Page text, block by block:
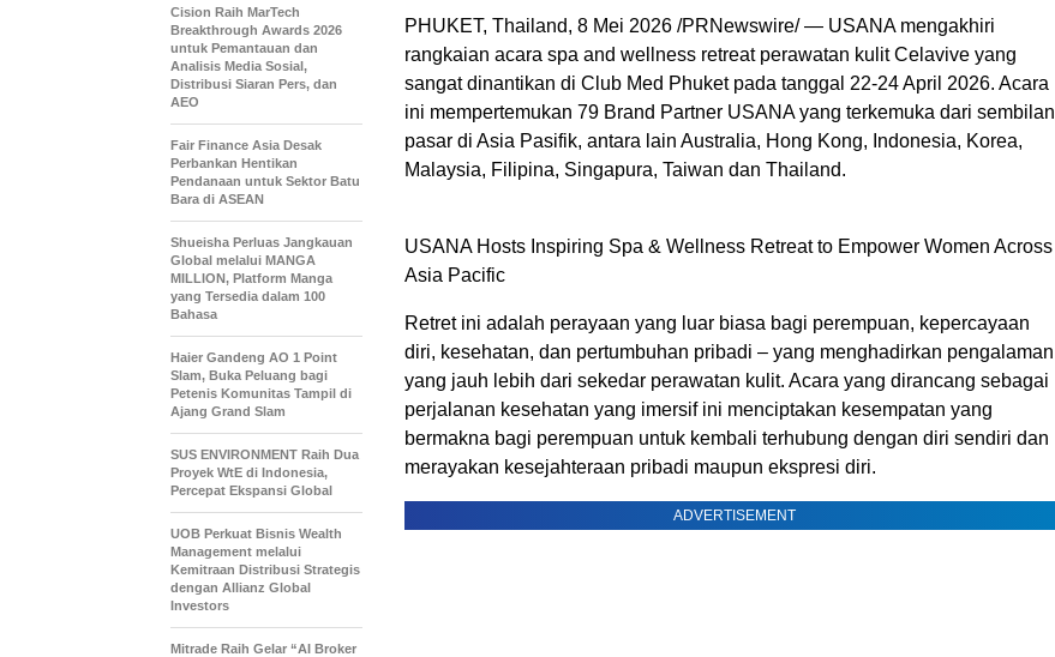
PHUKET, Thailand, 8 Mei 2026 /PRNewswire/ — USANA mengakhiri
rangkaian acara spa and wellness retreat perawatan kulit Celavive yang
sangat dinantikan di Club Med Phuket pada tanggal 22-24 April 2026. Acara
ini mempertemukan 79 Brand Partner USANA yang terkemuka dari sembilan
pasar di Asia Pasifik, antara lain Australia, Hong Kong, Indonesia, Korea,
Malaysia, Filipina, Singapura, Taiwan dan Thailand.
USANA Hosts Inspiring Spa & Wellness Retreat to Empower Women Across
Asia Pacific
Retret ini adalah perayaan yang luar biasa bagi perempuan, kepercayaan
diri, kesehatan, dan pertumbuhan pribadi – yang menghadirkan pengalaman
yang jauh lebih dari sekedar perawatan kulit. Acara yang dirancang sebagai
perjalanan kesehatan yang imersif ini menciptakan kesempatan yang
bermakna bagi perempuan untuk kembali terhubung dengan diri sendiri dan
merayakan kesejahteraan pribadi maupun ekspresi diri.
ADVERTISEMENT
Cision Raih MarTech
Breakthrough Awards 2026
untuk Pemantauan dan
Analisis Media Sosial,
Distribusi Siaran Pers, dan
AEO
Fair Finance Asia Desak
Perbankan Hentikan
Pendanaan untuk Sektor Batu
Bara di ASEAN
Shueisha Perluas Jangkauan
Global melalui MANGA
MILLION, Platform Manga
yang Tersedia dalam 100
Bahasa
Haier Gandeng AO 1 Point
Slam, Buka Peluang bagi
Petenis Komunitas Tampil di
Ajang Grand Slam
SUS ENVIRONMENT Raih Dua
Proyek WtE di Indonesia,
Percepat Ekspansi Global
UOB Perkuat Bisnis Wealth
Management melalui
Kemitraan Distribusi Strategis
dengan Allianz Global
Investors
Mitrade Raih Gelar “AI Broker